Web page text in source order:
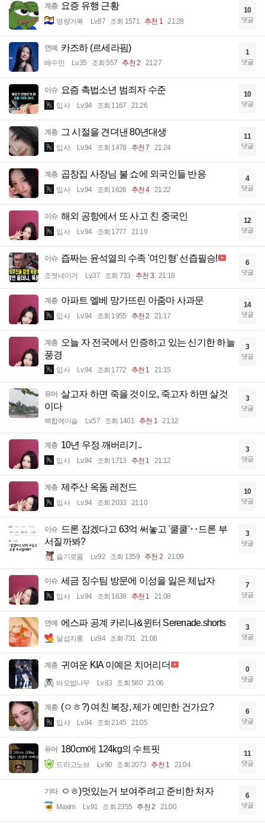
계층 요증 유행 근황
명량거북 Lv.87 조회 1571 추천 1 21:28
10
댓글
연예 카즈하 (르세라핌)
배수민 Lv.35 조회 557 추천 2 21:27
1
댓글
이슈 요즘 촉법소년 범죄자 수준
입사 Lv.94 조회 1167 21:26
10
댓글
계층 그 시절을 견뎌낸 80년대생
입사 Lv.94 조회 1478 추천 7 21:24
11
댓글
계층 곱창집 사장님 불 쇼에 외국인들 반응
입사 Lv.94 조회 1626 추천 4 21:22
4
댓글
이슈 해외 공항에서 또 사고 친 중국인
입사 Lv.94 조회 1777 21:19
12
댓글
이슈 즙짜는 윤석열의 수족 '여인형' 선즙필승!
조졋네이거 Lv.37 조회 733 추천 3 21:18
6
댓글
계층 아파트 엘베 망가뜨린 아줌마 사과문
입사 Lv.94 조회 1955 추천 2 21:17
14
댓글
계층 오늘 자 전국에서 인증하고 있는 신기한 하늘
풍경
입사 Lv.94 조회 1772 추천 1 21:15
3
댓글
유머 살고자 하면 죽을 것이오, 죽고자 하면 살것
이다
백합에이슬 Lv.57 조회 1401 추천 1 21:12
3
댓글
계층 10년 우정 깨버리기..
입사 Lv.94 조회 1713 추천 1 21:12
3
댓글
계층 제주산 옥돔 레전드
입사 Lv.94 조회 2033 21:10
10
댓글
이슈 드론 잡겠다고 63억 써놓고 '쿨쿨'‥드론 부
서질까봐?
슬기로움 Lv.92 조회 1359 추천 2 21:09
3
댓글
이슈 세금 징수팀 방문에 이성을 잃은 체납자
입사 Lv.94 조회 1639 추천 1 21:08
7
댓글
연예 에스파 공계 카리나&윈터 Serenade.shorts
달섭지롱 Lv.94 조회 731 21:08
3
댓글
계층 귀여운 KIA 이예은 치어리더
바오밥나무 Lv.83 조회 580 21:06
0
댓글
계층 (ㅇㅎ?) 여친 복장, 제가 예민한 건가요?
입사 Lv.94 조회 2145 21:05
6
댓글
유머 180cm에 124kg의 수트핏
드라고노브 Lv.90 조회 2073 추천 1 21:04
11
댓글
기타 ㅇㅎ)멋있는거 보여주려고 준비한 처자
Maxim Lv.91 조회 2355 추천 2 21:00
6
댓글